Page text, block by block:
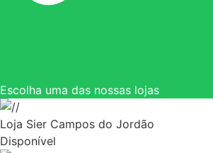
Escolha uma das nossas lojas
Loja Sier Campos do Jordão
Disponível